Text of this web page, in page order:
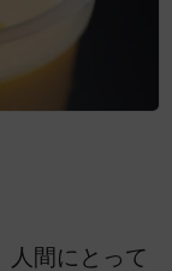
人間にとって